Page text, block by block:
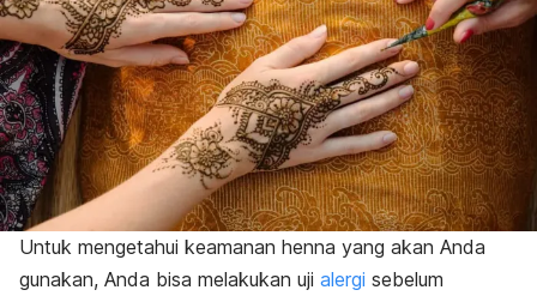
Untuk mengetahui keamanan henna yang akan Anda
gunakan, Anda bisa melakukan uji alergi sebelum